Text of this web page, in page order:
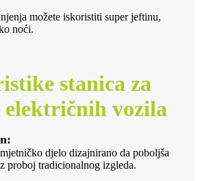
možete iskoristiti super jeftinu,
noći.
stanica za
vozila
djelo dizajnirano da poboljša
proboj tradicionalnog izgleda.